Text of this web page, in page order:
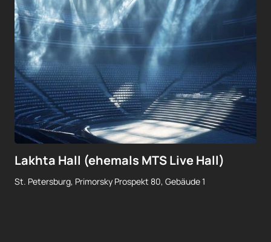
Lakhta Hall (ehemals MTS Live Hall)
St. Petersburg, Primorsky Prospekt 80, Gebäude 1